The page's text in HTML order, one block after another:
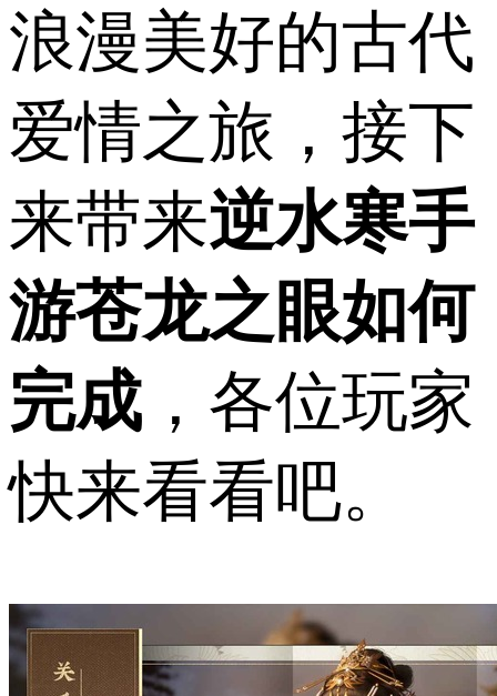
浪漫美好的古代
爱情之旅，接下
来带来逆水寒手
游苍龙之眼如何
完成 ，各位玩家
快来看看吧。